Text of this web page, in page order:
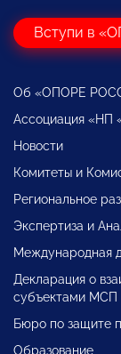
Вступи в
Об «ОПОРЕ
Ассоциация «НП
Новости
Комитеты и
Региональное
Экспертиза и
Международная
Декларация о
субъектами МСП
Бюро по защите
Образование